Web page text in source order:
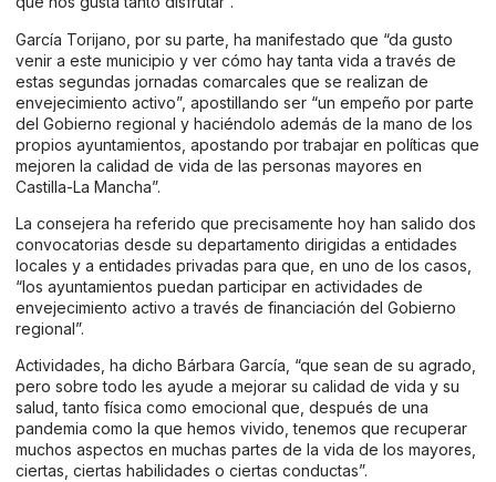
García Torijano, por su parte, ha manifestado que “da gusto
venir a este municipio y ver cómo hay tanta vida a través de
estas segundas jornadas comarcales que se realizan de
envejecimiento activo”, apostillando ser “un empeño por parte
del Gobierno regional y haciéndolo además de la mano de los
propios ayuntamientos, apostando por trabajar en políticas que
mejoren la calidad de vida de las personas mayores en
Castilla-La Mancha”.
La consejera ha referido que precisamente hoy han salido dos
convocatorias desde su departamento dirigidas a entidades
locales y a entidades privadas para que, en uno de los casos,
“los ayuntamientos puedan participar en actividades de
envejecimiento activo a través de financiación del Gobierno
regional”.
Actividades, ha dicho Bárbara García, “que sean de su agrado,
pero sobre todo les ayude a mejorar su calidad de vida y su
salud, tanto física como emocional que, después de una
pandemia como la que hemos vivido, tenemos que recuperar
muchos aspectos en muchas partes de la vida de los mayores,
ciertas, ciertas habilidades o ciertas conductas”.